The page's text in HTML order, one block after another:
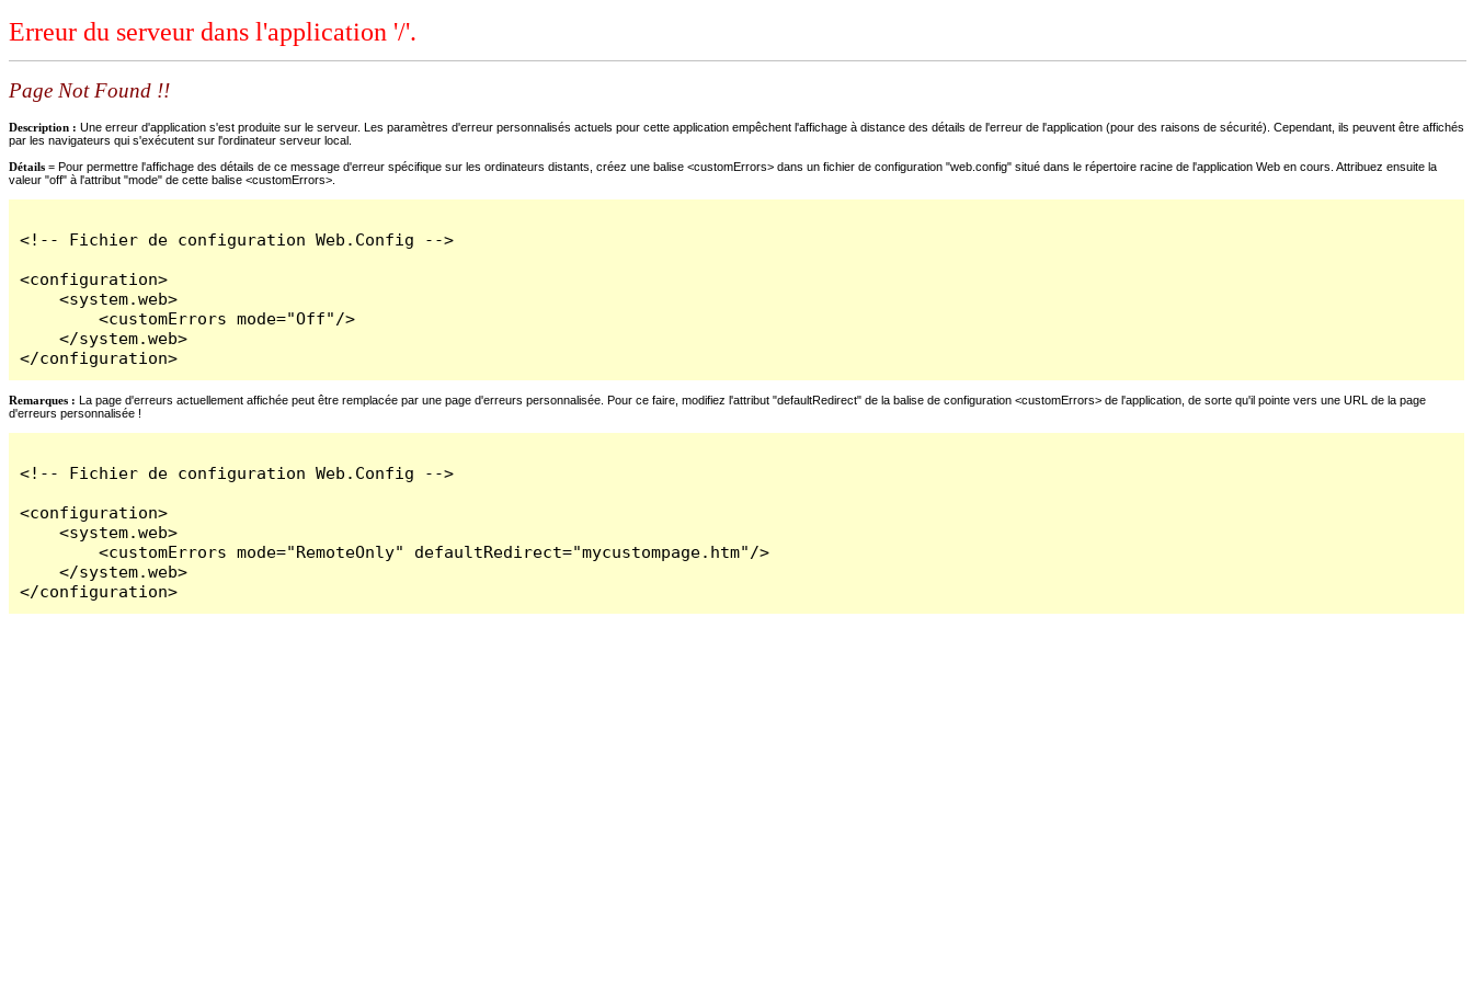
Erreur du serveur dans l'application '/'.
Page Not Found !!
Description : Une erreur d'application s'est produite sur le serveur. Les paramètres d'erreur personnalisés actuels pour cette application empêchent l'affichage à distance des détails de l'erreur de l'application (pour des raisons de sécurité). Cependant, ils peuvent être affichés
par les navigateurs qui s'exécutent sur l'ordinateur serveur local.
Détails = Pour permettre l'affichage des détails de ce message d'erreur spécifique sur les ordinateurs distants, créez une balise <customErrors> dans un fichier de configuration "web.config" situé dans le répertoire racine de l'application Web en cours. Attribuez ensuite la
valeur "off" à l'attribut "mode" de cette balise <customErrors>.
<!-- Fichier de configuration Web.Config -->
<configuration>
    <system.web>
        <customErrors mode="Off"/>
    </system.web>
</configuration>
Remarques : La page d'erreurs actuellement affichée peut être remplacée par une page d'erreurs personnalisée. Pour ce faire, modifiez l'attribut "defaultRedirect" de la balise de configuration <customErrors> de l'application, de sorte qu'il pointe vers une URL de la page
d'erreurs personnalisée !
<!-- Fichier de configuration Web.Config -->
<configuration>
    <system.web>
        <customErrors mode="RemoteOnly" defaultRedirect="mycustompage.htm"/>
    </system.web>
</configuration>